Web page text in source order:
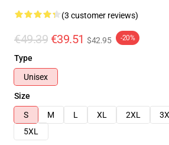
(3 customer reviews)
€49.39 €39.51 $42.95 -20%
Type
Unisex
Size
S
M L XL 2XL
5XL